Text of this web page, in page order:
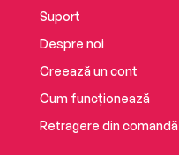
Suport
Despre noi
Creează un cont
Cum funcționează
Retragere din comandă